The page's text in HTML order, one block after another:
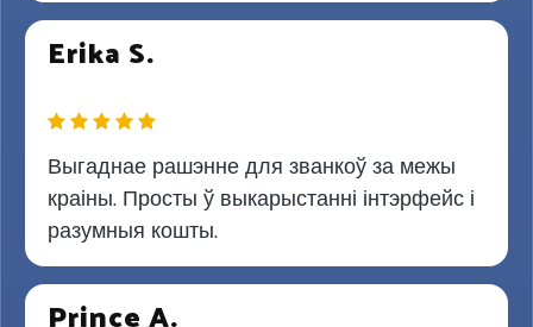
Erika S.
Выгаднае рашэнне для званкоў за межы
краіны. Просты ў выкарыстанні інтэрфейс і
разумныя кошты.